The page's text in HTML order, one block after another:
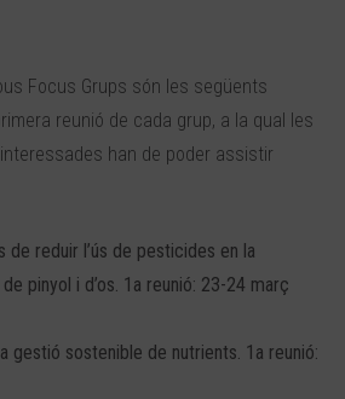
Focus Grups són les següents
reunió de cada grup, a la qual les
han de poder assistir
de reduir l’ús de pesticides en la
pinyol i d’os. 1a reunió: 23-24 març
gestió sostenible de nutrients. 1a reunió: